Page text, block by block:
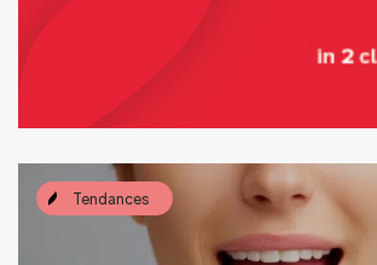
Tendances